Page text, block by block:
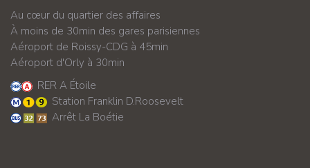
Au cœur du quartier des affaires
À moins de 30min des gares parisiennes
Aéroport de Roissy-CDG à 45min
Aéroport d'Orly à 30min
RER A Étoile
Station Franklin D.Roosevelt
Arrêt La Boétie